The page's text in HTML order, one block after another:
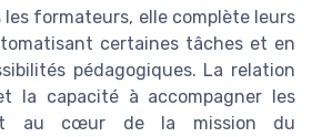
les formateurs, elle complète leurs
certaines tâches et en
pédagogiques. La relation
la capacité à accompagner les
au cœur de la mission du